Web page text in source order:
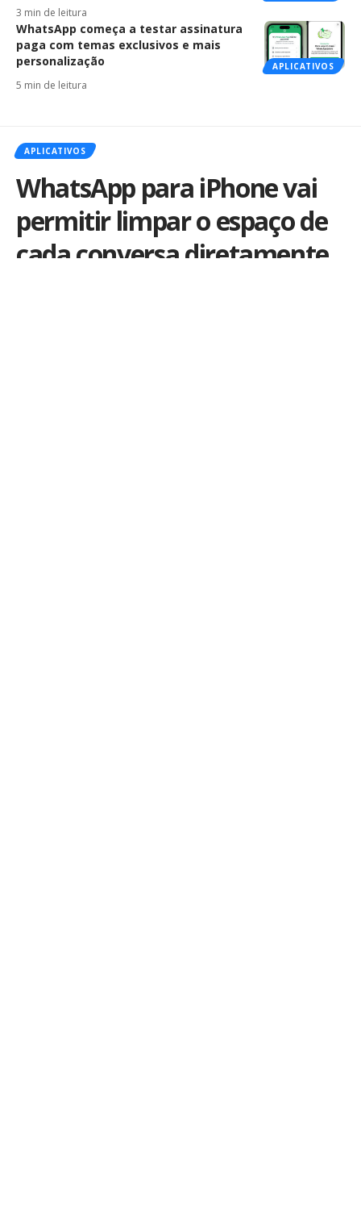
3 min de leitura
APLICATIVOS
WhatsApp começa a testar assinatura
paga com temas exclusivos e mais
personalização
5 min de leitura
APLICATIVOS
WhatsApp para iPhone vai
permitir limpar o espaço de
cada conversa diretamente